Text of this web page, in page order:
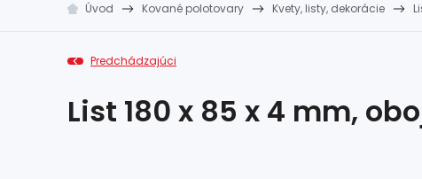
Úvod Kované polotovary Kvety, listy, dekorácie
Predchádzajúci
List 180 x 85 x 4 mm,